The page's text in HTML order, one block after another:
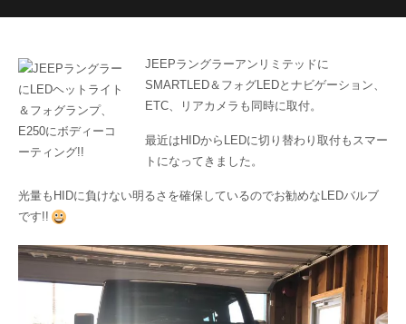
JEEPラングラーアンリミテッドに
SMARTLED＆フォグLEDとナビゲーション、
ETC、リアカメラも同時に取付。
最近はHIDからLEDに切り替わり取付もスマー
トになってきました。
光量もHIDに負けない明るさを確保しているのでお勧めなLEDバルブ
です!!